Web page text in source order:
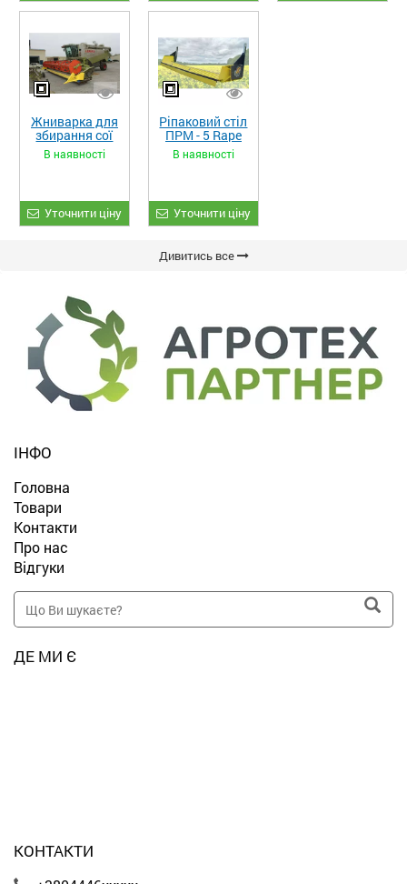
Жниварка для
збирання сої
та гороху
«ETTARO»
В наявності
Уточнити ціну
Ріпаковий стіл
ПРМ - 5 Rape
Fiore
В наявності
Уточнити ціну
Дивитись все
ІНФО
Головна
Товари
Контакти
Про нас
Відгуки
ДЕ МИ Є
КОНТАКТИ